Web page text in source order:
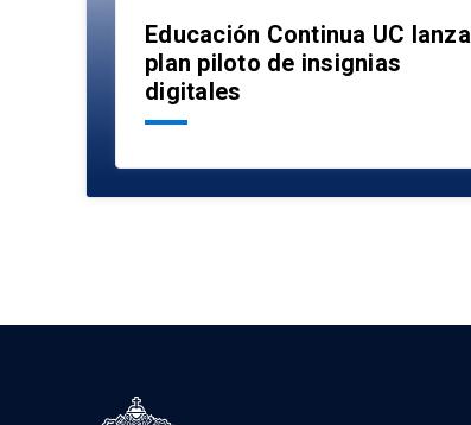
Educación Continua UC lanza
plan piloto de insignias
digitales